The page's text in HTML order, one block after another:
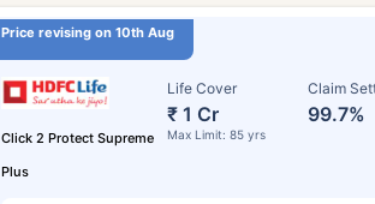
Price revising on 10th Aug
Click 2 Protect Supreme
Plus
Life Cover
₹ 1 Cr
Max Limit: 85 yrs
Claim
99.7%